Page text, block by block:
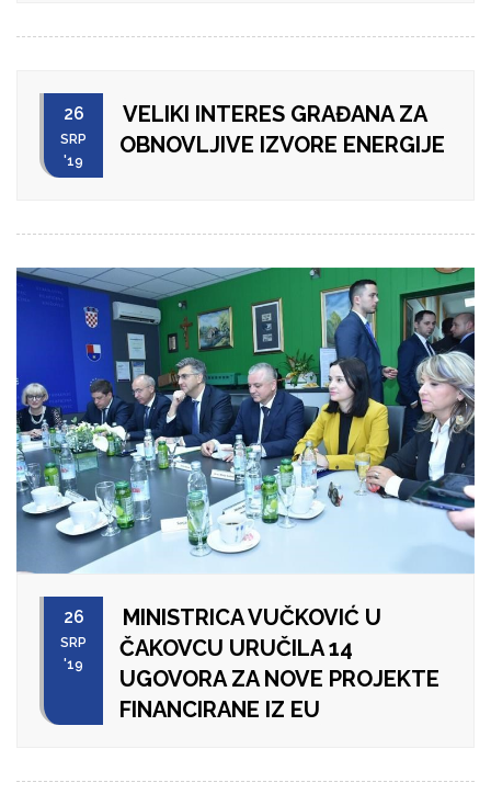
26
SRP
'19
VELIKI INTERES GRAĐANA ZA
OBNOVLJIVE IZVORE ENERGIJE
26
SRP
'19
MINISTRICA VUČKOVIĆ U
ČAKOVCU URUČILA 14
UGOVORA ZA NOVE PROJEKTE
FINANCIRANE IZ EU